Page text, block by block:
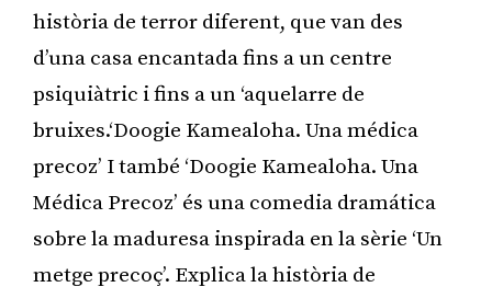
història de terror diferent, que van des
d’una casa encantada fins a un centre
psiquiàtric i fins a un ‘aquelarre de
bruixes.‘Doogie Kamealoha. Una médica
precoz’ I també ‘Doogie Kamealoha. Una
Médica Precoz’ és una comedia dramática
sobre la maduresa inspirada en la sèrie ‘Un
metge precoç’. Explica la història de